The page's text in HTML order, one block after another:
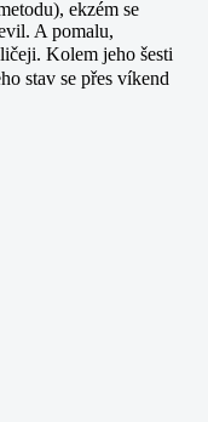
ekzém se
A pomalu,
Kolem jeho šesti
stav se přes víkend